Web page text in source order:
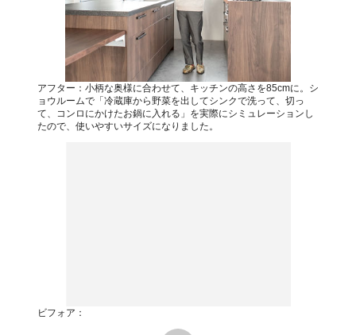
アフター：小柄な奥様に合わせて、キッチンの高さを85cmに。シ
ョウルームで「冷蔵庫から野菜を出してシンクで洗って、切っ
て、コンロにかけたお鍋に入れる」を実際にシミュレーションし
たので、使いやすいサイズになりました。
ビフォア：